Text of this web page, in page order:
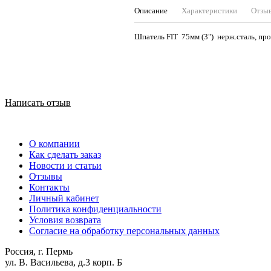
Описание Характеристики
Шпатель FIT 75мм (3")
Написать отзыв
О компании
Как сделать заказ
Новости и статьи
Отзывы
Контакты
Личный кабинет
Политика конфиденциальности
Условия возврата
Согласие на обработку персональных данных
Россия, г. Пермь
ул. В. Васильева, д.3 корп. Б